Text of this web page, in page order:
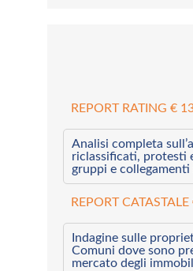
REPORT RATING €
Analisi completa
riclassificati, protesti
gruppi e collegamenti
REPORT
Indagine sulle
Comuni dove sono
mercato degli